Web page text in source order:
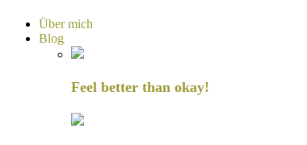
Über mich
Blog
Feel better than okay!